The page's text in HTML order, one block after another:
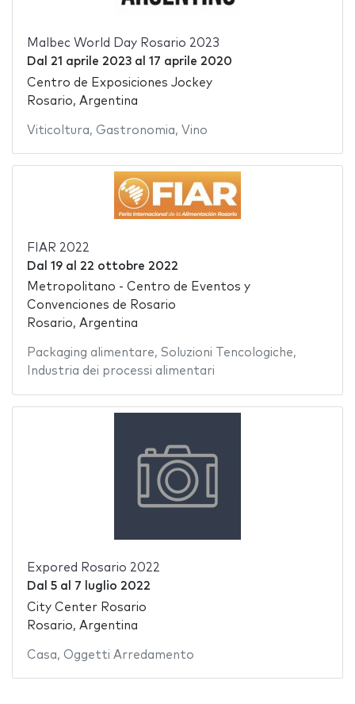
Malbec World Day Rosario 2023
Dal 21 aprile 2023al 17 aprile 2020
Centro de Exposiciones Jockey
Rosario, Argentina
Viticoltura, Gastronomia, Vino
FIAR 2022
Dal 19al 22 ottobre 2022
Metropolitano - Centro de Eventos y
Convenciones de Rosario
Rosario, Argentina
Packaging alimentare, Soluzioni Tencologiche,
Industria dei processi alimentari
Expored Rosario 2022
Dal 5al 7 luglio 2022
City Center Rosario
Rosario, Argentina
Casa, Oggetti Arredamento